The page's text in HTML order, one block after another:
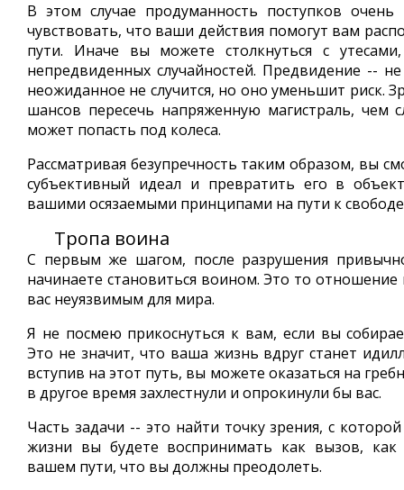
В этом случае продуманность поступков
чувствовать, что ваши действия помогут вам
пути. Иначе вы можете столкнуться с
непредвиденных случайностей. Предвидение --
неожиданное не случится, но оно уменьшит риск.
шансов пересечь напряженную магистраль, чем
может попасть под колеса.
Рассматривая безупречность таким образом, вы
субъективный идеал и превратить его в
вашими осязаемыми принципами на пути к свободе
Тропа воина
С первым же шагом, после разрушения
начинаете становиться воином. Это то отношение
вас неуязвимым для мира.
Я не посмею прикоснуться к вам, если вы
Это не значит, что ваша жизнь вдруг станет
вступив на этот путь, вы можете оказаться на
в другое время захлестнули и опрокинули бы вас.
Часть задачи -- это найти точку зрения, с
жизни вы будете воспринимать как вызов, как
вашем пути, что вы должны преодолеть.